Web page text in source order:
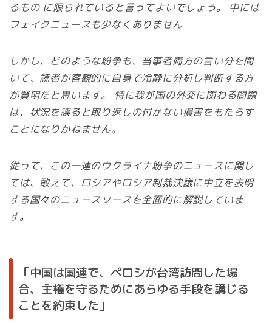
るもの に限られていると言ってよいでしょう。 中には
フェイクニュースも少なくありません
しかし、どのような紛争も、当事者両方の言い分を聞
いて、読者が客観的に自身で冷静に分析し判断する方
が賢明だと思います。 特に我が国の外交に関わる問題
は、状況を誤ると取り返しの付かない損害をもたらす
ことになりかねません。
従って、この一連のウクライナ紛争のニュースに関し
ては、敢えて、ロシアやロシア制裁決議に中立を表明
する国々のニュースソースを全面的に解説していま
す。
「中国は国連で、ペロシが台湾訪問した場
合、主権を守るためにあらゆる手段を講じる
ことを約束した」